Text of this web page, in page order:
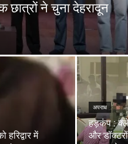
छात्रों ने चुना देहरादून
में
अपराध
हड़कंप :
और